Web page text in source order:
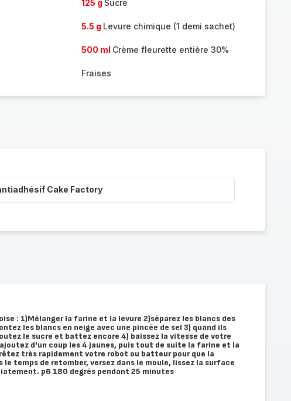
125 g Sucre
5.5 g Levure chimique (1 demi sachet)
500 ml Crème fleurette entière 30%
Fraises
Cake Factory
: 1)Mélanger la farine et la levure 2)séparez les blancs des
les blancs en neige avec une pincée de sel 3) quand ils
le sucre et battez encore 4) baissez la vitesse de votre
d'un coup les 4 jaunes, puis tout de suite la farine et la
très rapidement votre robot ou batteur pour que la
temps de retomber, versez dans le moule, lissez la surface
p6 180 degrés pendant 25 minutes